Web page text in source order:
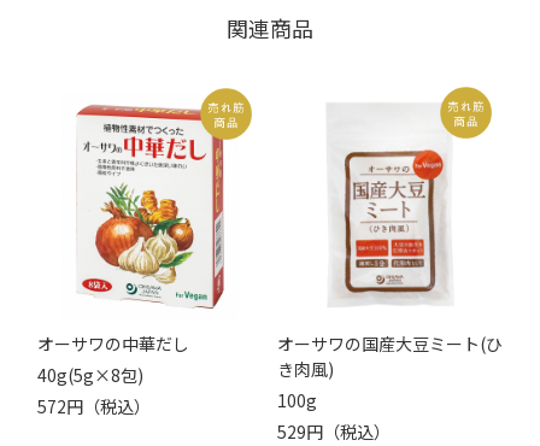
関連商品
オーサワの中華だし
40g(5g×8包)
572円（税込）
オーサワの国産大豆ミート(ひ
き肉風)
100g
529円（税込）